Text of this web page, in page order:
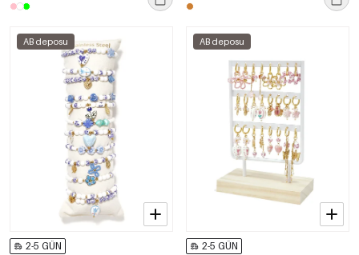
AB deposu
2-5 GÜN
AB deposu
2-5 GÜN